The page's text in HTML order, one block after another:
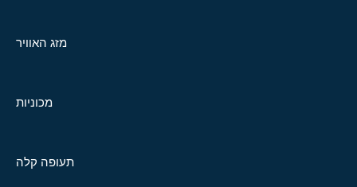
מזג האוויר
מכוניות
תעופה קלה